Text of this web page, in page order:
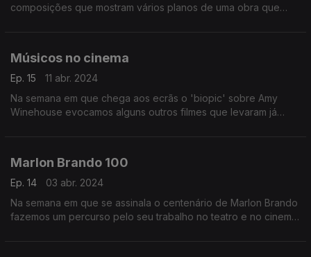
composições que mostram vários planos de uma obra que
Músicos no cinema
Ep. 15
11 abr. 2024
Na semana em que chega aos ecrãs o 'biopic' sobre Amy
Winehouse evocamos alguns outros filmes que levaram já
Marlon Brando 100
Ep. 14
03 abr. 2024
Na semana em que se assinala o centenário de Marlon Brando
fazemos um percurso pelo seu trabalho no teatro e no cinema,